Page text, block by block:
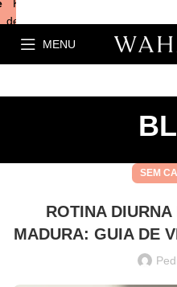
MENU
SEM
ROTINA
MADURA: GUIA DE
Kits com
descontos!